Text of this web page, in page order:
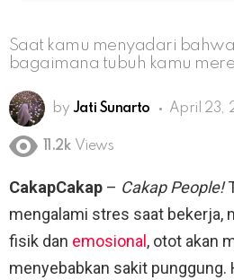
Saat kamu menyadari
bagaimana tubuh kamu
by Jati Sunarto April 23,
11.2k Views
CakapCakap – Cakap People!
mengalami stres saat bekerja,
fisik dan emosional , otot akan
menyebabkan sakit punggung.